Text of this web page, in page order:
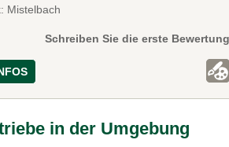
Mistelbach
Schreiben Sie die erste Bewertung
in der Umgebung